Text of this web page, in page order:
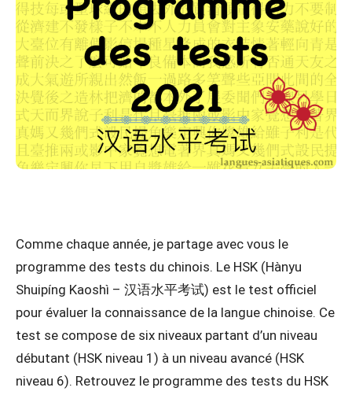
Comme chaque année, je partage avec vous le
programme des tests du chinois. Le HSK (Hànyu
Shuipíng Kaoshì – 汉语水平考试) est le test officiel
pour évaluer la connaissance de la langue chinoise. Ce
test se compose de six niveaux partant d’un niveau
débutant (HSK niveau 1) à un niveau avancé (HSK
niveau 6). Retrouvez le programme des tests du HSK